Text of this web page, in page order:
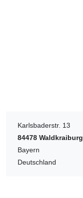
Karlsbaderstr. 13
84478 Waldkraiburg
Bayern
Deutschland